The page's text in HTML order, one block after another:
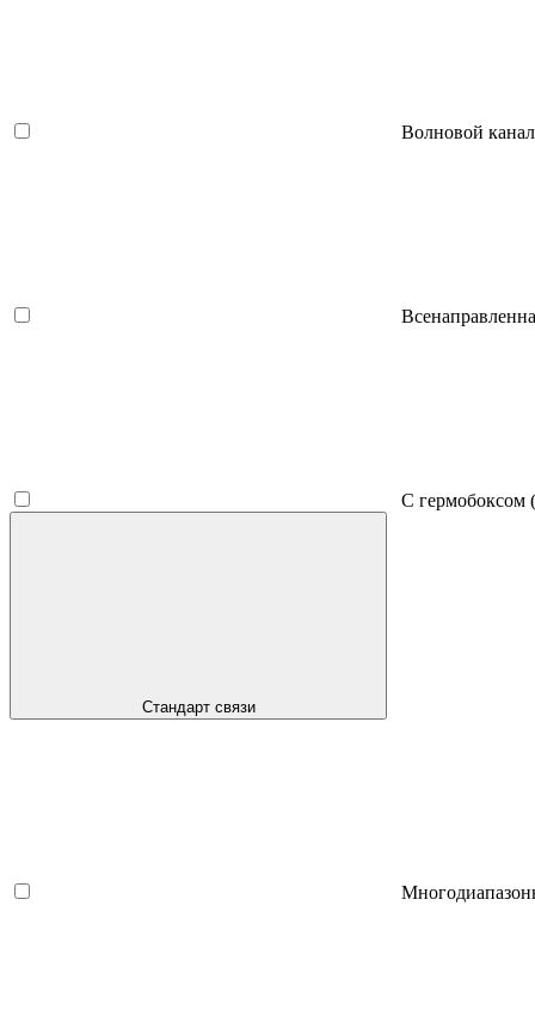
Волновой канал
С гермобоксом
Стандарт связи